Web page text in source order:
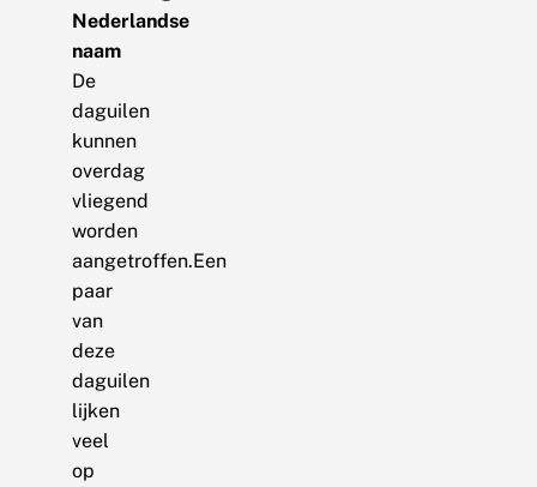
Nederlandse
naam
De
daguilen
kunnen
overdag
vliegend
worden
aangetroffen.Een
paar
van
deze
daguilen
lijken
veel
op